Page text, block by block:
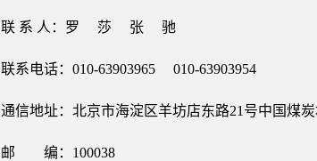
联 系 人：罗 莎 张 驰
联系电话：010-63903965 010-63903954
通信地址：北京市海淀区羊坊店东路21号中国煤
邮 编：100038